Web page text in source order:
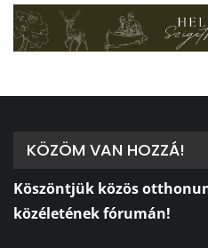
KÖZÖM VAN HOZZÁ!
Köszöntjük közös
közéletének fórumán!